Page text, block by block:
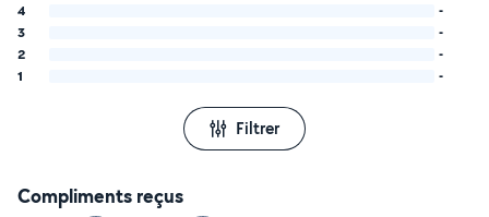
4
-
3
-
2
-
1
-
Filtrer
Compliments reçus